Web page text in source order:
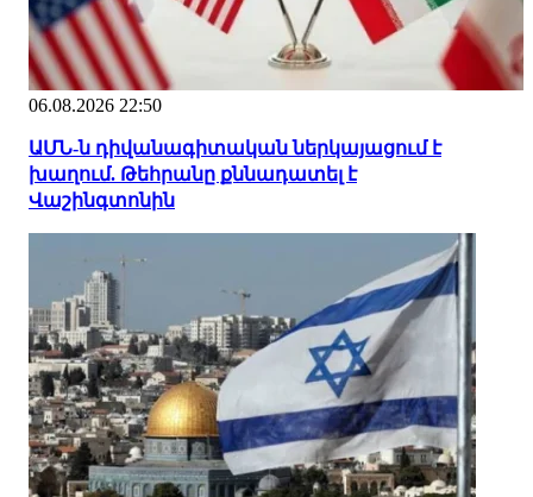
06.08.2026 22:50
ԱՄՆ-ն դիվանագիտական ներկայացում է
խաղում. Թեհրանը քննադատել է
Վաշինգտոնին